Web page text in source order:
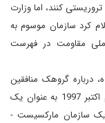
کنند، اما وزارت
کرد سازمان موسوم به
مقاومت در فهرست
درباره گروهک منافقین
آمده است: سازمان مجاهدین خلق اول بار در هشتم اکتبر 1997 به عنوان یک
سازمان مارکسیست -